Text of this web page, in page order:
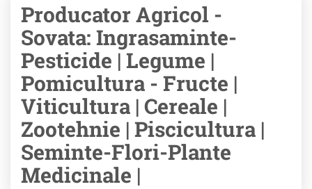
Producator Agricol -
Sovata: Ingrasaminte-
Pesticide | Legume |
Pomicultura - Fructe |
Viticultura | Cereale |
Zootehnie | Piscicultura |
Seminte-Flori-Plante
Medicinale |